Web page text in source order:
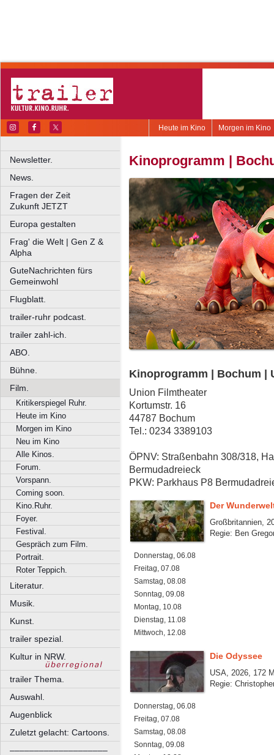
Morgen im Kino
Heute im Kino
Newsletter.
News.
Fragen der Zeit
Zukunft JETZT
Europa gestalten
Frag' die Welt | Gen Z &
Alpha
GuteNachrichten fürs
Gemeinwohl
Flugblatt.
trailer-ruhr podcast.
trailer zahl-ich.
ABO.
Bühne.
Film.
Kritikerspiegel Ruhr.
Heute im Kino
Morgen im Kino
Neu im Kino
Alle Kinos.
Forum.
Vorspann.
Coming soon.
Kino.Ruhr.
Foyer.
Festival.
Gespräch zum Film.
Portrait.
Roter Teppich.
Literatur.
Musik.
Kunst.
trailer spezial.
Kultur in NRW.
trailer Thema.
Auswahl.
Augenblick
Zuletzt gelacht: Cartoons.
––––––––––––––––––––
Kinoprogramm |
Kinoprogramm | Bochum |
Union Filmtheater
Kortumstr. 16
44787 Bochum
Tel.: 0234 3389103
ÖPNV: Straßenbahn 308/318,
Bermudadreieck
PKW: Parkhaus P8
Der
Großbritannien,
Regie: Ben
Donnerstag, 06.08
Freitag, 07.08
Samstag, 08.08
Sonntag, 09.08
Montag, 10.08
Dienstag, 11.08
Mittwoch, 12.08
Die Odyssee
USA, 2026, 172
Regie:
Donnerstag, 06.08
Freitag, 07.08
Samstag, 08.08
Sonntag, 09.08